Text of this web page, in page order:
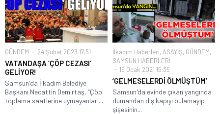
GÜNDEM 24 Şubat 2023 17:51
VATANDAŞA ‘ÇÖP CEZASI’
GELİYOR!
Samsun'da İlkadım Belediye
Başkanı Necattin Demirtaş, “Çöp
toplama saatlerine uymayanları...
İlkadım Haberleri, ASAYİŞ, GÜNDEM,
SAMSUN HABERLERİ
19 Ocak 2021 15:35
‘GELMESELERDİ ÖLMÜŞTÜM’
Samsun'da evinde çıkan yangında
dumandan dış kapıyı bulamayıp
şişesinin...